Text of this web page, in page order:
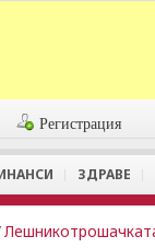
Регистрация
ЗДРАВЕ